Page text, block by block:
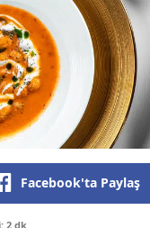
Facebook'ta Paylaş
2 dk